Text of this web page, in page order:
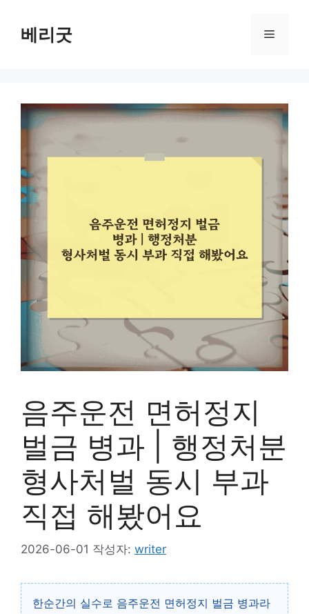
베리굿 메
음주운전 면허정지
벌금 병과 | 행정처분
형사처벌 동시 부과
직접 해봤어요
2026-06-01 작성자: writer
한순간의 실수로 음주운전 면허정지 벌금 병과라